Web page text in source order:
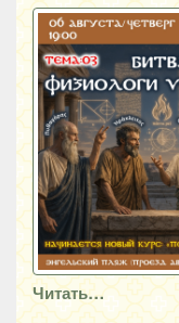
Читать…